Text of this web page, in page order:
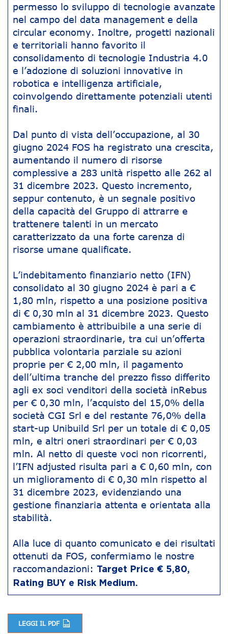
permesso lo sviluppo di tecnologie avanzate
nel campo del data management e della
circular economy. Inoltre, progetti nazionali
e territoriali hanno favorito il
consolidamento di tecnologie Industria 4.0
e l’adozione di soluzioni innovative in
robotica e intelligenza artificiale,
coinvolgendo direttamente potenziali utenti
finali.
Dal punto di vista dell’occupazione, al 30
giugno 2024 FOS ha registrato una crescita,
aumentando il numero di risorse
complessive a 283 unità rispetto alle 262 al
31 dicembre 2023. Questo incremento,
seppur contenuto, è un segnale positivo
della capacità del Gruppo di attrarre e
trattenere talenti in un mercato
caratterizzato da una forte carenza di
risorse umane qualificate.
L’indebitamento finanziario netto (IFN)
consolidato al 30 giugno 2024 è pari a €
1,80 mln, rispetto a una posizione positiva
di € 0,30 mln al 31 dicembre 2023. Questo
cambiamento è attribuibile a una serie di
operazioni straordinarie, tra cui un’offerta
pubblica volontaria parziale su azioni
proprie per € 2,00 mln, il pagamento
dell’ultima tranche del prezzo fisso differito
agli ex soci venditori della società inRebus
per € 0,30 mln, l’acquisto del 15,0% della
società CGI Srl e del restante 76,0% della
start-up Unibuild Srl per un totale di € 0,05
mln, e altri oneri straordinari per € 0,03
mln. Al netto di queste voci non ricorrenti,
l’IFN adjusted risulta pari a € 0,60 mln, con
un miglioramento di € 0,30 mln rispetto al
31 dicembre 2023, evidenziando una
gestione finanziaria attenta e orientata alla
stabilità.
Alla luce di quanto comunicato e dei risultati
ottenuti da FOS, confermiamo le nostre
raccomandazioni: Target Price € 5,80,
Rating BUY e Risk Medium.
LEGGI IL PDF